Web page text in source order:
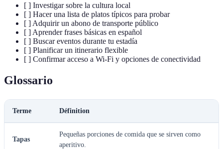
[ ] Investigar sobre la cultura local
[ ] Hacer una lista de platos típicos para probar
[ ] Adquirir un abono de transporte público
[ ] Aprender frases básicas en español
[ ] Buscar eventos durante tu estadía
[ ] Planificar un itinerario flexible
[ ] Confirmar acceso a Wi-Fi y opciones de conectividad
Glossario
Terme Définition
Tapas
Pequeñas porciones de comida que se sirven como
aperitivo.